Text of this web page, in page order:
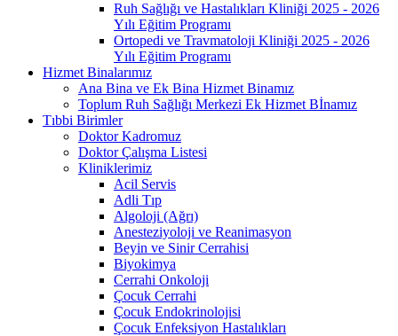
Ruh Sağlığı ve Hastalıkları Kliniği 2025 - 2026
Yılı Eğitim Programı
Ortopedi ve Travmatoloji Kliniği 2025 - 2026
Yılı Eğitim Programı
Hizmet Binalarımız
Ana Bina ve Ek Bina Hizmet Binamız
Toplum Ruh Sağlığı Merkezi Ek Hizmet Bİnamız
Tıbbi Birimler
Doktor Kadromuz
Doktor Çalışma Listesi
Kliniklerimiz
Acil Servis
Adli Tıp
Algoloji (Ağrı)
Anesteziyoloji ve Reanimasyon
Beyin ve Sinir Cerrahisi
Biyokimya
Cerrahi Onkoloji
Çocuk Cerrahi
Çocuk Endokrinolojisi
Çocuk Enfeksiyon Hastalıkları